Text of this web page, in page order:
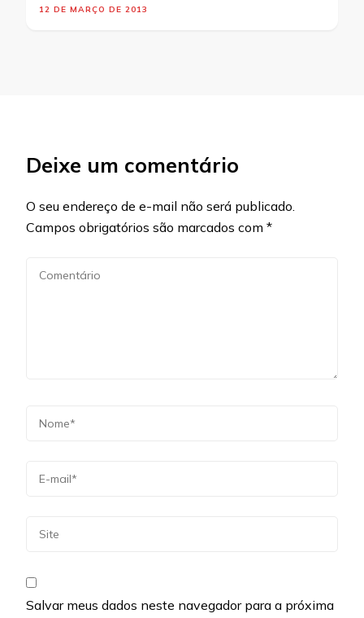
12 DE MARÇO DE 2013
Deixe um comentário
O seu endereço de e-mail não será publicado.
Campos obrigatórios são marcados com *
Salvar meus dados neste navegador para a próxima